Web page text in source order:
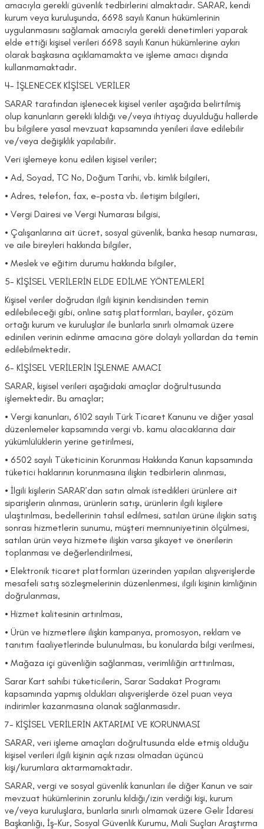
amacıyla gerekli güvenlik tedbirlerini almaktadır. SARAR, kendi
kurum veya kuruluşunda, 6698 sayılı Kanun hükümlerinin
uygulanmasını sağlamak amacıyla gerekli denetimleri yaparak
elde ettiği kişisel verileri 6698 sayılı Kanun hükümlerine aykırı
olarak başkasına açıklamamakta ve işleme amacı dışında
kullanmamaktadır.
4- İŞLENECEK KİŞİSEL VERİLER
SARAR tarafından işlenecek kişisel veriler aşağıda belirtilmiş
olup kanunların gerekli kıldığı ve/veya ihtiyaç duyulduğu hallerde
bu bilgilere yasal mevzuat kapsamında yenileri ilave edilebilir
ve/veya değişiklik yapılabilir.
Veri işlemeye konu edilen kişisel veriler;
• Ad, Soyad, TC No, Doğum Tarihi, vb. kimlik bilgileri,
• Adres, telefon, fax, e-posta vb. iletişim bilgileri,
• Vergi Dairesi ve Vergi Numarası bilgisi,
• Çalışanlarına ait ücret, sosyal güvenlik, banka hesap numarası,
ve aile bireyleri hakkında bilgiler,
• Meslek ve eğitim durumu hakkında bilgiler,
5- KİŞİSEL VERİLERİN ELDE EDİLME YÖNTEMLERİ
Kişisel veriler doğrudan ilgili kişinin kendisinden temin
edilebileceği gibi, online satış platformları, bayiler, çözüm
ortağı kurum ve kuruluşlar ile bunlarla sınırlı olmamak üzere
edinilen verinin edinme amacına göre dolaylı yollardan da temin
edilebilmektedir.
6- KİŞİSEL VERİLERİN İŞLENME AMACI
SARAR, kişisel verileri aşağıdaki amaçlar doğrultusunda
işlemektedir. Bu amaçlar;
• Vergi kanunları, 6102 sayılı Türk Ticaret Kanunu ve diğer yasal
düzenlemeler kapsamında vergi vb. kamu alacaklarına dair
yükümlülüklerin yerine getirilmesi,
• 6502 sayılı Tüketicinin Korunması Hakkında Kanun kapsamında
tüketici haklarının korunmasına ilişkin tedbirlerin alınması,
• İlgili kişilerin SARAR’dan satın almak istedikleri ürünlere ait
siparişlerin alınması, ürünlerin satışı, ürünlerin ilgili kişilere
ulaştırılması, bedellerinin tahsil edilmesi, satılan ürüne ilişkin satış
sonrası hizmetlerin sunumu, müşteri memnuniyetinin ölçülmesi,
satılan ürün veya hizmete ilişkin varsa şikayet ve önerilerin
toplanması ve değerlendirilmesi,
• Elektronik ticaret platformları üzerinden yapılan alışverişlerde
mesafeli satış sözleşmelerinin düzenlenmesi, ilgili kişinin kimliğinin
doğrulanması,
• Hizmet kalitesinin artırılması,
• Ürün ve hizmetlere ilişkin kampanya, promosyon, reklam ve
tanıtım faaliyetlerinde bulunulması, bu konularda bilgi verilmesi,
• Mağaza içi güvenliğin sağlanması, verimliliğin arttırılması,
Sarar Kart sahibi tüketicilerin, Sarar Sadakat Programı
kapsamında yapmış oldukları alışverişlerde özel puan veya
indirimler kazanmasına olanak sağlanmasıdır.
7- KİŞİSEL VERİLERİN AKTARIMI VE KORUNMASI
SARAR, veri işleme amaçları doğrultusunda elde etmiş olduğu
kişisel verileri ilgili kişinin açık rızası olmadan üçüncü
kişi/kurumlara aktarmamaktadır.
SARAR, vergi ve sosyal güvenlik kanunları ile diğer Kanun ve sair
mevzuat hükümlerinin zorunlu kıldığı/izin verdiği kişi, kurum
ve/veya kuruluşlara, bunlarla sınırlı olmamak üzere Gelir İdaresi
Başkanlığı, İş-Kur, Sosyal Güvenlik Kurumu, Mali Suçları Araştırma